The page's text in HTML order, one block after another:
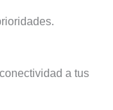
a tus